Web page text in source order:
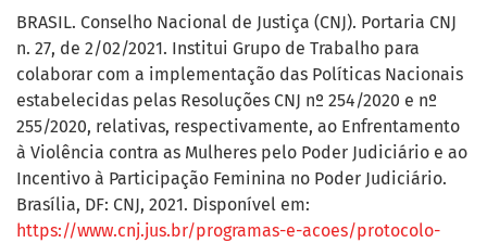
BRASIL. Conselho Nacional de Justiça (CNJ). Portaria CNJ
n. 27, de 2/02/2021. Institui Grupo de Trabalho para
colaborar com a implementação das Políticas Nacionais
estabelecidas pelas Resoluções CNJ nº 254/2020 e nº
255/2020, relativas, respectivamente, ao Enfrentamento
à Violência contra as Mulheres pelo Poder Judiciário e ao
Incentivo à Participação Feminina no Poder Judiciário.
Brasília, DF: CNJ, 2021. Disponível em:
https://www.cnj.jus.br/programas-e-acoes/protocolo-